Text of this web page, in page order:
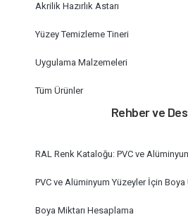
Akrilik Hazırlık Astarı
Yüzey Temizleme Tineri
Uygulama Malzemeleri
Tüm Ürünler
Rehber ve
RAL Renk Kataloğu: PVC ve
PVC ve Alüminyum Yüzeyler İçin
Boya Miktarı Hesaplama